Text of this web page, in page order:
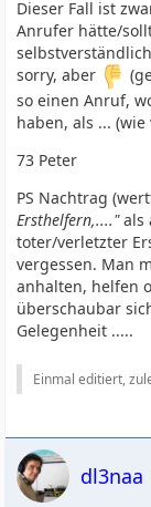
Dieser Fall ist
Anrufer hätte/
sorry, aber
so einen Anruf,
haben, als ...
73 Peter
PS Nachtrag
Ersthelfern,...."als
toter/verletzter
vergessen. Man
anhalten, helfen
überschaubar
Gelegenheit .....
Einmal editiert,
dl3naa